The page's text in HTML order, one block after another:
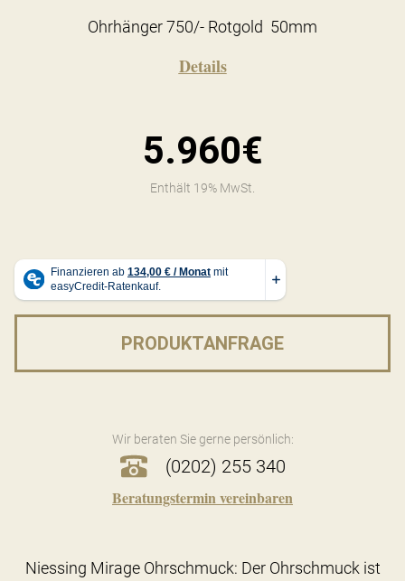
Ohrhänger 750/- Rotgold 50mm
Details
5.960€
Enthält 19% MwSt.
PRODUKTANFRAGE
Wir beraten Sie gerne persönlich:
(0202) 255 340
Beratungstermin vereinbaren
Niessing Mirage Ohrschmuck: Der Ohrschmuck ist